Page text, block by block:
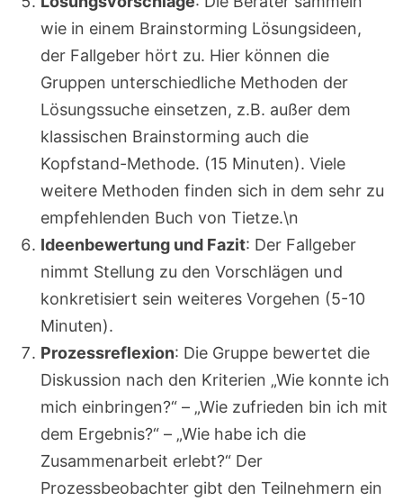
wie in einem Brainstorming Lösungsideen,
der Fallgeber hört zu. Hier können die
Gruppen unterschiedliche Methoden der
Lösungssuche einsetzen, z.B. außer dem
klassischen Brainstorming auch die
Kopfstand-Methode. (15 Minuten). Viele
weitere Methoden finden sich in dem sehr zu
empfehlenden Buch von Tietze.\n
Ideenbewertung und Fazit: Der Fallgeber
nimmt Stellung zu den Vorschlägen und
konkretisiert sein weiteres Vorgehen (5-10
Minuten).
Prozessreflexion: Die Gruppe bewertet die
Diskussion nach den Kriterien „Wie konnte ich
mich einbringen?“ – „Wie zufrieden bin ich mit
dem Ergebnis?“ – „Wie habe ich die
Zusammenarbeit erlebt?“ Der
Prozessbeobachter gibt den Teilnehmern ein